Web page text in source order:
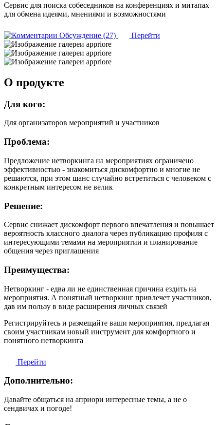
Сервис для поиска собеседников на конференциях и митапах
для обмена идеями, мнениями и возможностями
Обсуждение (27) Перейти
О продукте
Для кого:
Для организаторов мероприятий и участников
Проблема:
Предложение нетворкинга на мероприятиях ограничено
эффективностью - знакомиться дискомфортно и многие не
решаются, при этом шанс случайно встретиться с человеком с
конкретным интересом не велик
Решение:
Сервис снижает дискомфорт первого впечатления и повышает
вероятность классного диалога через публикацию профиля с
интересующими темами на мероприятии и планирование
общения через приглашения
Преимущества:
Нетворкинг - едва ли не единственная причина ездить на
мероприятия. А понятный нетворкинг привлечет участников,
дав им пользу в виде расширения личных связей
Регистрируйтесь и размещайте ваши мероприятия, предлагая
своим участникам новый инструмент для комфортного и
понятного нетворкинга
Перейти
Дополнительно:
Давайте общаться на априори интересные темы, а не о
сендвичах и погоде!